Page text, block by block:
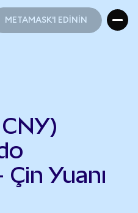
METAMASK'I EDİNİN
Yuanı